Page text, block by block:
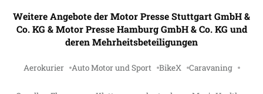
Weitere Angebote der Motor Presse Stuttgart GmbH &
Co. KG & Motor Presse Hamburg GmbH & Co. KG und
deren Mehrheitsbeteiligungen
Aerokurier Auto Motor und Sport BikeX Caravaning